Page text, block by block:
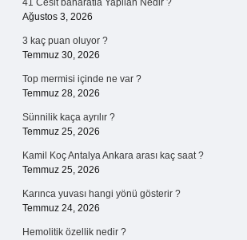
41 Cesit baharatla Yapilan Nedir ?
Ağustos 3, 2026
3 kaç puan oluyor ?
Temmuz 30, 2026
Top mermisi içinde ne var ?
Temmuz 28, 2026
Sünnilik kaça ayrılır ?
Temmuz 25, 2026
Kamil Koç Antalya Ankara arası kaç saat ?
Temmuz 25, 2026
Karınca yuvası hangi yönü gösterir ?
Temmuz 24, 2026
Hemolitik özellik nedir ?